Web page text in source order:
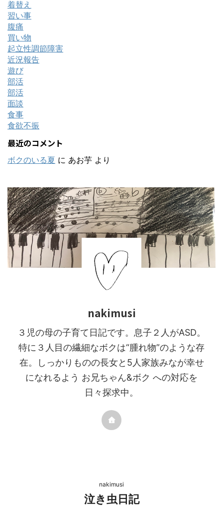
着替え
習い事
腹痛
買い物
起立性調節障害
近況報告
遊び
部活
部活
面談
食事
食欲不振
最近のコメント
ボクのいる夏 に あお芋 より
nakimusi
３児の母の子育て日記です。息子２人がASD。
特に３人目の繊細なボクは“腫れ物”のような存
在。しっかりものの長女と5人家族みなが幸せ
になれるよう お兄ちゃん&ボク への対応を
日々探求中。
nakimusi
泣き虫日記